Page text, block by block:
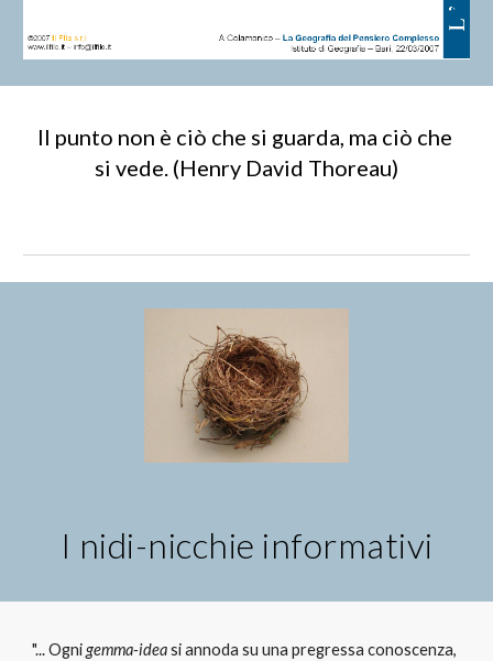
Il punto non è ciò che si guarda, ma ciò che
si vede. (Henry David Thoreau)
I nidi-nicchie informativi
"... Ogni gemma-idea si annoda su una pregressa conoscenza,